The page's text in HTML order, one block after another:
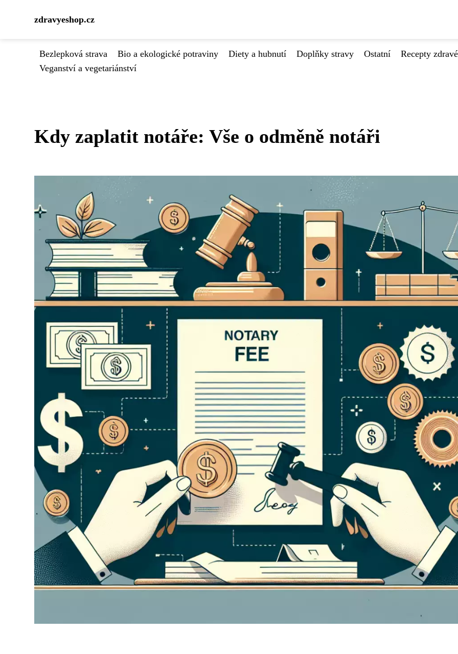
zdravyeshop.cz
Bezlepková strava Bio a ekologické potraviny Diety a hubnutí Doplňky stravy Ostatní Recepty
Veganství a vegetariánství
Kdy zaplatit notáře: Vše o odměně notáři